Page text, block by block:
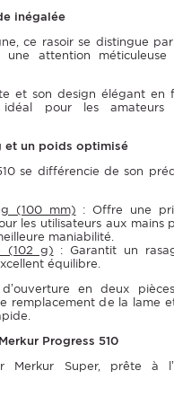
inégalée
ce rasoir se distingue
attention méticuleuse
et son design élégant en
pour les amateurs
et un poids optimisé
se différencie de son
(100 mm) : Offre une
les utilisateurs aux mains
maniabilité.
(102 g) : Garantit un
équilibre.
en deux
remplacement de la lame
Progress 510
Merkur Super, prête à